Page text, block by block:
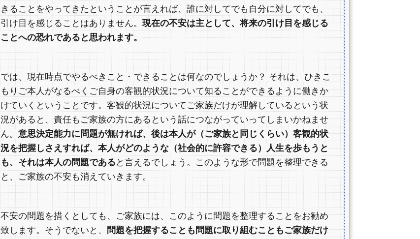
きることをやってきたということが言えれば、誰に対してでも自分に対してでも、
引け目を感じることはありません。 現在の不安は主として、将来の引け目を感じる
ことへの恐れであると思われます。
では、現在時点でやるべきこと・できることは何なのでしょうか？ それは、ひきこ
もりご本人がなるべくご自身の客観的状況について知ることができるように働きか
けていくということです。客観的状況についてご家族だけが理解しているという状
況があると、責任もご家族の方にあるという話につながっていってしまいかねませ
ん。 意思決定能力に問題が無ければ、後は本人が（ご家族と同じくらい）客観的状
況を把握しさえすれば、本人がどのような（社会的に許容できる）人生を歩もうと
も、それは本人の問題である と言えるでしょう。このような形で問題を整理できる
と、ご家族の不安も消えていきます。
不安の問題を措くとしても、ご家族には、このように問題を整理することをお勧め
致します。そうでないと、
問題を把握することも問題に取り組むこともご家族だけ